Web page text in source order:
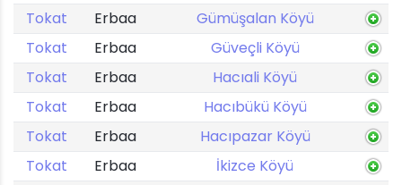
Tokat
Erbaa
Gümüşalan Köyü
Tokat
Erbaa
Güveçli Köyü
Tokat
Erbaa
Hacıali Köyü
Tokat
Erbaa
Hacıbükü Köyü
Tokat
Erbaa
Hacıpazar Köyü
Tokat
Erbaa
İkizce Köyü